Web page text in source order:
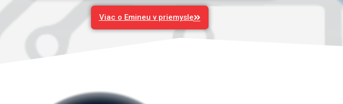
Viac o Emineu v priemysle